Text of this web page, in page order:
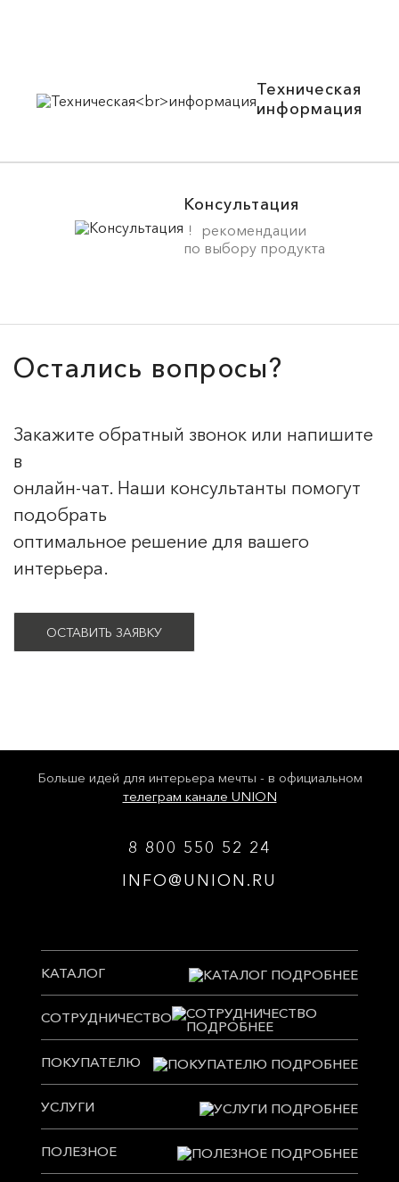
Техническая
информация
Консультация
рекомендации
по выбору продукта
Остались вопросы?
Закажите обратный звонок или напишите
в
онлайн-чат. Наши консультанты помогут
подобрать
оптимальное решение для вашего
интерьера.
ОСТАВИТЬ ЗАЯВКУ
Больше идей для интерьера мечты - в официальном
телеграм канале UNION
8 800 550 52 24
INFO@UNION.RU
КАТАЛОГ
СОТРУДНИЧЕСТВО
ПОКУПАТЕЛЮ
УСЛУГИ
ПОЛЕЗНОЕ